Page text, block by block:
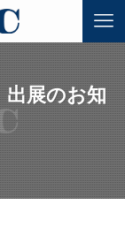
展のお知